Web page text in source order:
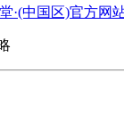
·(中国区)官方网